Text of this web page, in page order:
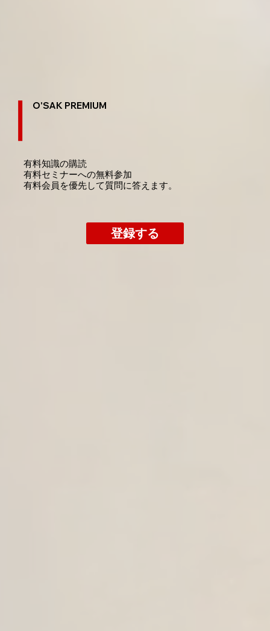
O'SAK PREMIUM
有料知識の購読
​有料セミナーへの無料参加
​有料会員を優先して質問に答えます。
登録する